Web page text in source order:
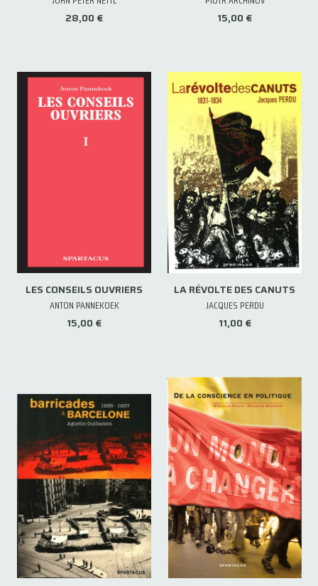
28,00 €
15,00 €
LES CONSEILS OUVRIERS
ANTON PANNEKOEK
15,00 €
LA RÉVOLTE DES CANUTS
JACQUES PERDU
11,00 €